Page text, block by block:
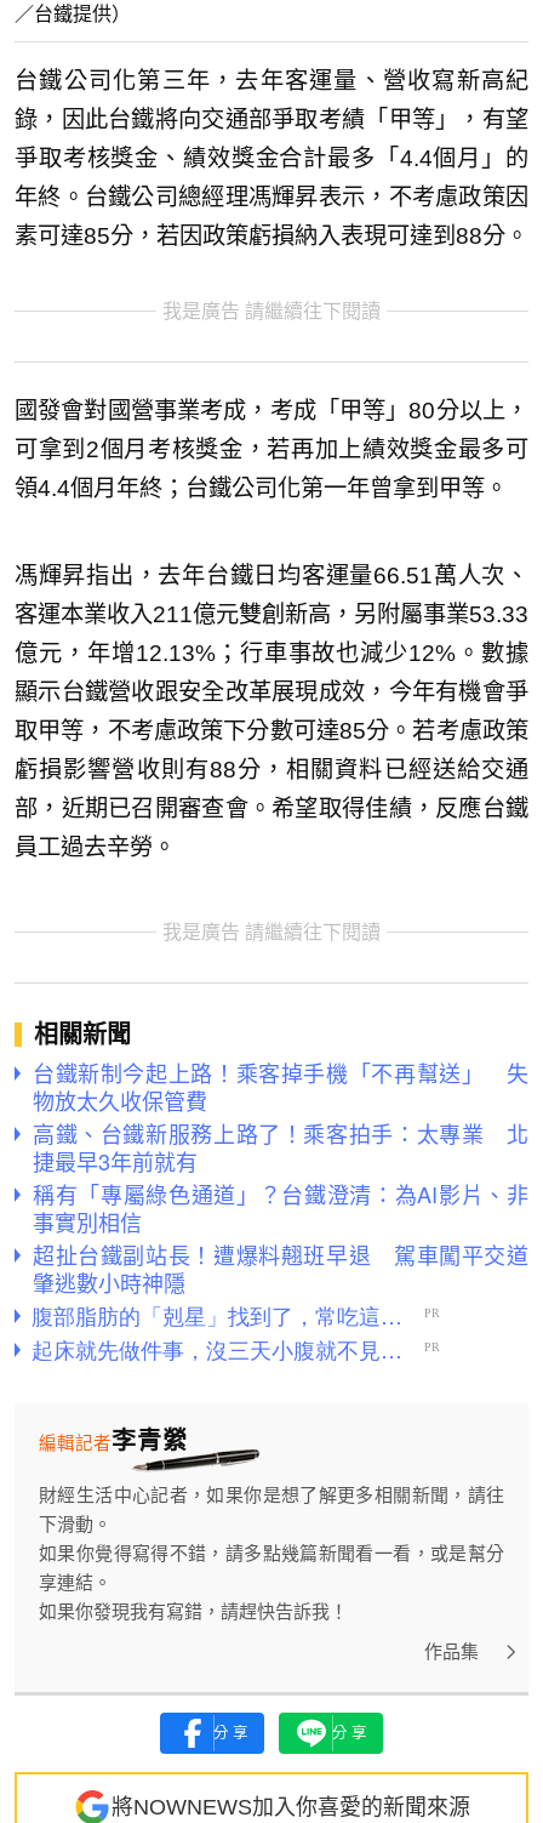
／台鐵提供）
台鐵公司化第三年，去年客運量、營收寫新高紀
錄，因此台鐵將向交通部爭取考績「甲等」，有望
爭取考核獎金、績效獎金合計最多「4.4個月」的
年終。台鐵公司總經理馮輝昇表示，不考慮政策因
素可達85分，若因政策虧損納入表現可達到88分。
我是廣告 請繼續往下閱讀
國發會對國營事業考成，考成「甲等」80分以上，
可拿到2個月考核獎金，若再加上績效獎金最多可
領4.4個月年終；台鐵公司化第一年曾拿到甲等。
馮輝昇指出，去年台鐵日均客運量66.51萬人次、
客運本業收入211億元雙創新高，另附屬事業53.33
億元，年增12.13%；行車事故也減少12%。數據
顯示台鐵營收跟安全改革展現成效，今年有機會爭
取甲等，不考慮政策下分數可達85分。若考慮政策
虧損影響營收則有88分，相關資料已經送給交通
部，近期已召開審查會。希望取得佳績，反應台鐵
員工過去辛勞。
我是廣告 請繼續往下閱讀
相關新聞
台鐵新制今起上路！乘客掉手機「不再幫送」 失
物放太久收保管費
高鐵、台鐵新服務上路了！乘客拍手：太專業 北
捷最早3年前就有
稱有「專屬綠色通道」？台鐵澄清：為AI影片、非
事實別相信
超扯台鐵副站長！遭爆料翹班早退 駕車闖平交道
肇逃數小時神隱
李青縈
編輯記者
財經生活中心記者，如果你是想了解更多相關新聞，請往
下滑動。
如果你覺得寫得不錯，請多點幾篇新聞看一看，或是幫分
享連結。
如果你發現我有寫錯，請趕快告訴我！
作品集
分享 分享
將NOWNEWS加入你喜愛的新聞來源